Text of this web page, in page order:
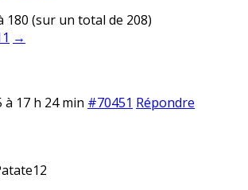
180 (sur un total de 208)
→
à 17 h 24 min #70451 Répondre